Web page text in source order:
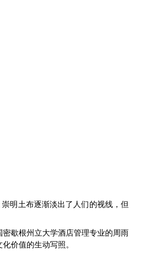
明土布逐渐淡出了人们的视线，但
歇根州立大学酒店管理专业的周雨
价值的生动写照。